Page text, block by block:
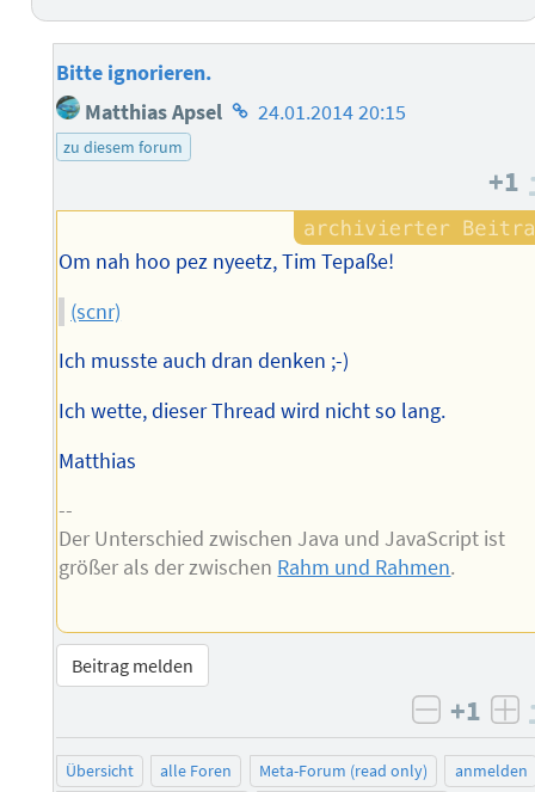
Bitte ignorieren.
Matthias Apsel Homepage
24.01.2014 20:15
zu diesem forum
+1
Om nah hoo pez nyeetz, Tim Tepaße!
(scnr)
Ich musste auch dran denken ;-)
Ich wette, dieser Thread wird nicht so lang.
Matthias
--
Der Unterschied zwischen Java und JavaScript ist
größer als der zwischen Rahm und Rahmen.
Beitrag melden
negativ
+1
Übersicht alle Foren Meta-Forum (read only)
anmelden